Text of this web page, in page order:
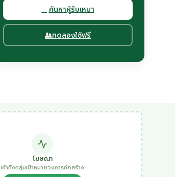
ค้นหาผู้รับเหมา
ทดลองใช้ฟรี
โฆษณา
เข้าถึงกลุ่มเป้าหมายวงการก่อสร้าง